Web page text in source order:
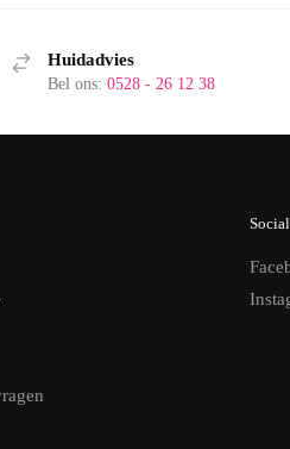
Huidadvies
Bel ons:0528 - 26 12 38